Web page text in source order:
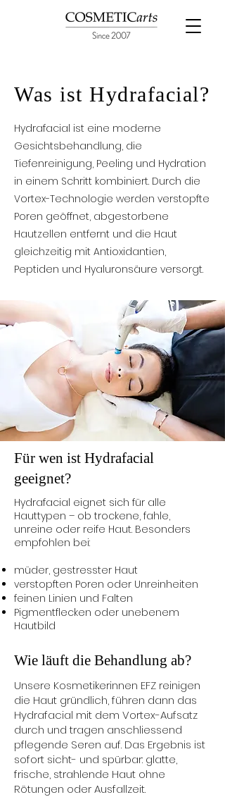
Was ist Hydrafacial?
Hydrafacial ist eine moderne
Gesichtsbehandlung, die
Tiefenreinigung, Peeling und Hydration
in einem Schritt kombiniert. Durch die
Vortex-Technologie werden verstopfte
Poren geöffnet, abgestorbene
Hautzellen entfernt und die Haut
gleichzeitig mit Antioxidantien,
Peptiden und Hyaluronsäure versorgt.
Für wen ist Hydrafacial
geeignet?
Hydrafacial eignet sich für alle
Hauttypen – ob trockene, fahle,
unreine oder reife Haut. Besonders
empfohlen bei:
müder, gestresster Haut
verstopften Poren oder Unreinheiten
feinen Linien und Falten
Pigmentflecken oder unebenem
Hautbild
Wie läuft die Behandlung ab?
Unsere Kosmetikerinnen EFZ reinigen
die Haut gründlich, führen dann das
Hydrafacial mit dem Vortex-Aufsatz
durch und tragen anschliessend
pflegende Seren auf. Das Ergebnis ist
sofort sicht- und spürbar: glatte,
frische, strahlende Haut ohne
Rötungen oder Ausfallzeit.